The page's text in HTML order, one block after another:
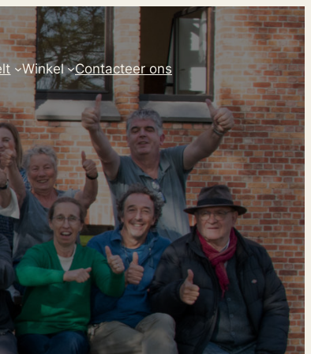
Winkel Contacteer ons